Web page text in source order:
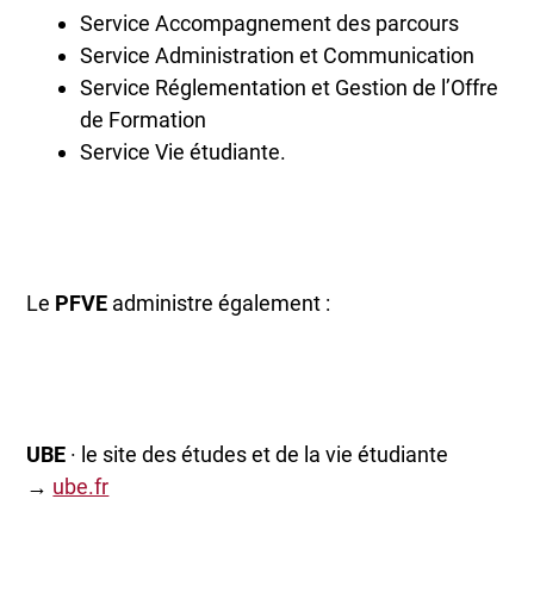
Service Accompagnement des parcours
Service Administration et Communication
Service Réglementation et Gestion de l’Offre
de Formation
Service Vie étudiante.
Le PFVE administre également :
UBE · le site des études et de la vie étudiante
→ ube.fr